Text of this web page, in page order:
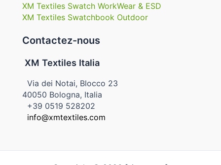
XM Textiles Swatch WorkWear & ESD
XM Textiles Swatchbook Outdoor
Contactez-nous
XM Textiles Italia
Via dei Notai, Blocco 23
40050 Bologna, Italia
+39 0519 528202
info@xmtextiles.com